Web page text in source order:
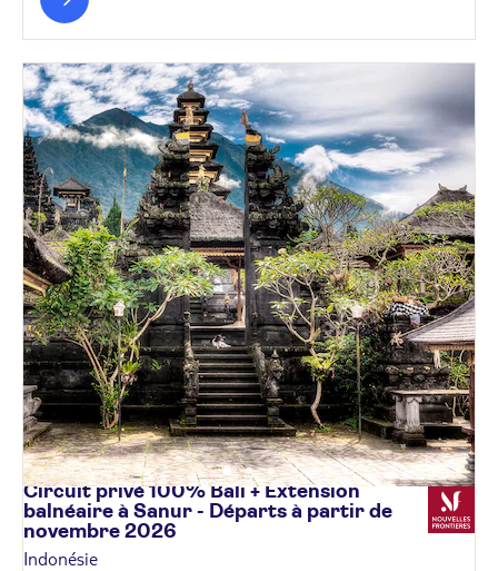
Circuit privé 100% Bali + Extension
balnéaire à Sanur - Départs à partir de
novembre 2026
Indonésie